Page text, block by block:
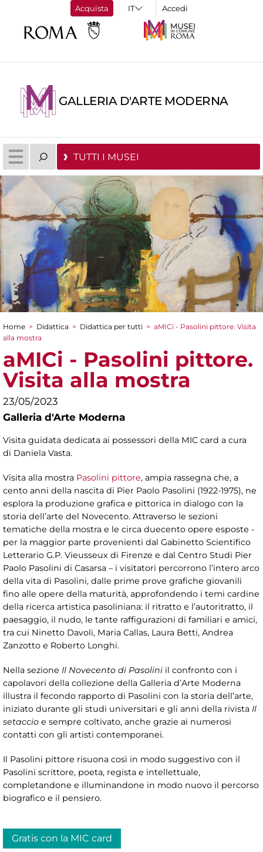
Acquista Accedi
GALLERIA D'ARTE MODERNA
TUTTI I MUSEI
Tu sei qui
Home > Didattica > Didattica per tutti > aMICi - Pasolini pittore. Visita
alla mostra
aMICi - Pasolini pittore.
Visita alla mostra
23/05/2023
Galleria d'Arte Moderna
Visita guidata dedicata ai possessori della MIC card a cura
di Daniela Vasta.
Visita alla mostra Pasolini pittore, ampia rassegna che, a
cento anni della nascita di Pier Paolo Pasolini (1922-1975), ne
esplora la produzione grafica e pittorica in dialogo con la
storia dell’arte del Novecento. Attraverso le sezioni
tematiche della mostra e le circa duecento opere esposte -
per la maggior parte provenienti dal Gabinetto Scientifico
Letterario G.P. Vieusseux di Firenze e dal Centro Studi Pier
Paolo Pasolini di Casarsa – i visitatori percorrono l’intero arco
della vita di Pasolini, dalle prime prove grafiche giovanili
fino alle opere della maturità, approfondendo i temi cardine
della ricerca artistica pasoliniana: il ritratto e l’autoritratto, il
paesaggio, il nudo, le tante raffigurazioni di familiari e amici,
tra cui Ninetto Davoli, Maria Callas, Laura Betti, Andrea
Zanzotto e Roberto Longhi.
Nella sezione Il Novecento di Pasolini il confronto con i
capolavori della collezione della Galleria d’Arte Moderna
illustra il fecondo rapporto di Pasolini con la storia dell’arte,
iniziato durante gli studi universitari e gli anni della rivista Il
setaccio e sempre coltivato, anche grazie ai numerosi
contatti con gli artisti contemporanei.
Il Pasolini pittore risuona così in modo suggestivo con il
Pasolini scrittore, poeta, regista e intellettuale,
completandone e illuminandone in modo nuovo il percorso
biografico e il pensiero.
Gratis con la MIC card